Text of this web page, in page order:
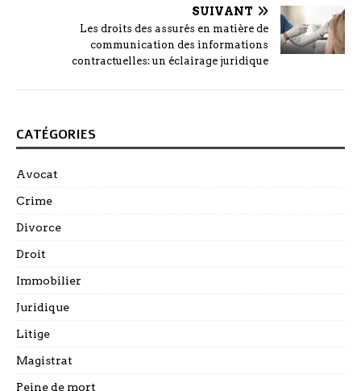
SUIVANT
Les droits des assurés en matière de
communication des informations
contractuelles: un éclairage juridique
CATÉGORIES
Avocat
Crime
Divorce
Droit
Immobilier
Juridique
Litige
Magistrat
Peine de mort